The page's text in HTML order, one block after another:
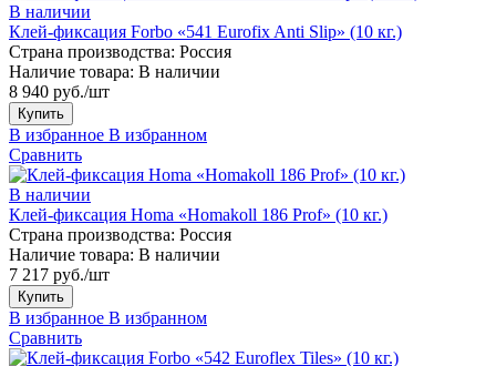
В наличии
Клей-фиксация Forbo «541 Eurofix Anti Slip» (10 кг.)
Страна производства: Россия
Наличие товара: В наличии
8 940 руб./шт
Купить
В избранное В избранном
Сравнить
В наличии
Клей-фиксация Homa «Homakoll 186 Prof» (10 кг.)
Страна производства: Россия
Наличие товара: В наличии
7 217 руб./шт
Купить
В избранное В избранном
Сравнить